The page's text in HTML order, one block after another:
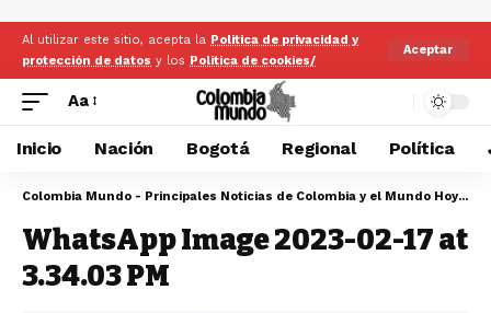
Al utilizar este sitio, acepta la Politica de privacidad y
protección de datos y los Politica de cookies/
Aceptar
Aa
Inicio Nación Bogotá Regional Política
Colombia Mundo - Principales Noticias de Colombia y el Mundo Hoy
>
WhatsApp Image 2023-02-17 at
3.34.03 PM